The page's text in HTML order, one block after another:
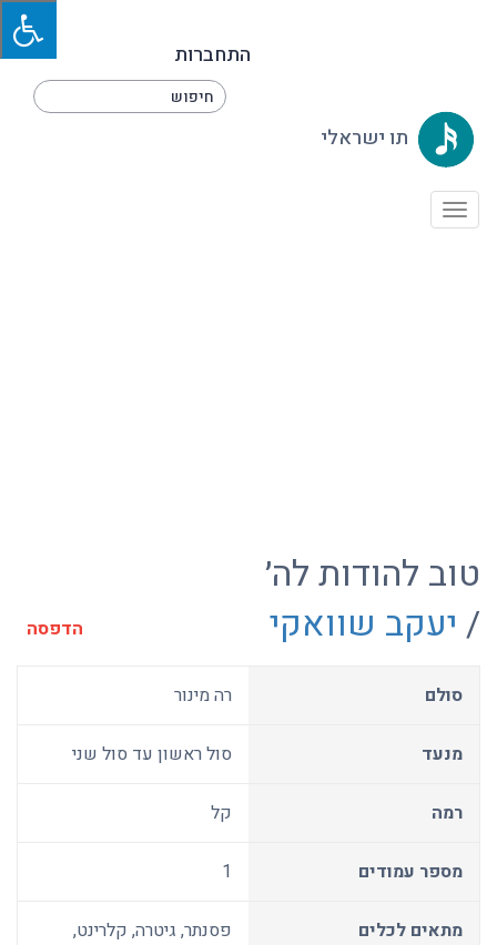
התחברות
תו ישראלי
Toggle
טוב להודות לה׳
/ יעקב שוואקי הדפסה
סולם רה מינור
מנעד סול ראשון עד סול שני
רמה קל
מספר עמודים 1
מתאים לכלים
פסנתר, גיטרה, קלרינט,